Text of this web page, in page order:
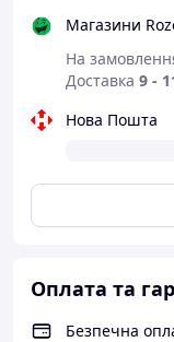
Магазини
На
Доставка 9 -
Нова Пошта
Оплата та
Безпечна